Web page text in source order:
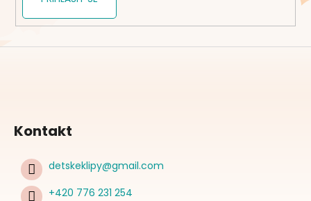
Kontakt
detskeklipy@gmail.com
+420 776 231 254